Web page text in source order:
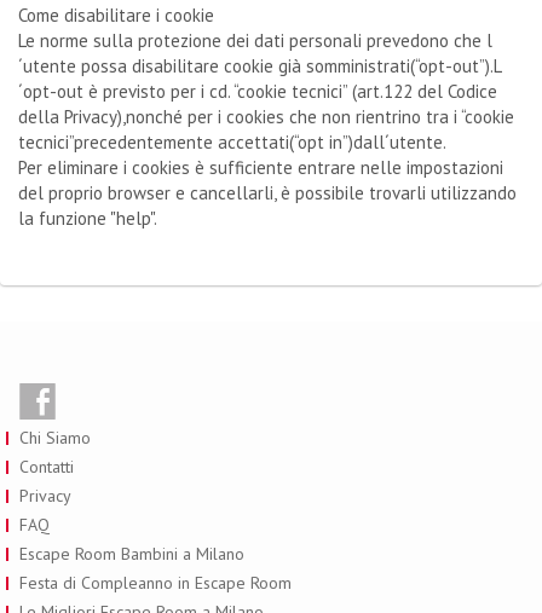
Come disabilitare i cookie
Le norme sulla protezione dei dati personali prevedono che l
´utente possa disabilitare cookie già somministrati(“opt-out”).L
´opt-out è previsto per i cd. “cookie tecnici” (art.122 del Codice
della Privacy),nonché per i cookies che non rientrino tra i “cookie
tecnici”precedentemente accettati(“opt in”)dall´utente.
Per eliminare i cookies è sufficiente entrare nelle impostazioni
del proprio browser e cancellarli, è possibile trovarli utilizzando
la funzione "help".
Chi Siamo
Contatti
Privacy
FAQ
Escape Room Bambini a Milano
Festa di Compleanno in Escape Room